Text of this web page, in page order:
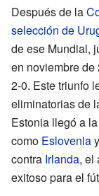
Después de la
selección de
de ese Mundial,
en noviembre
2-0. Este triunfo
eliminatorias de
Estonia llegó a
como Esloveniay
contra Irlanda, el
exitoso para el